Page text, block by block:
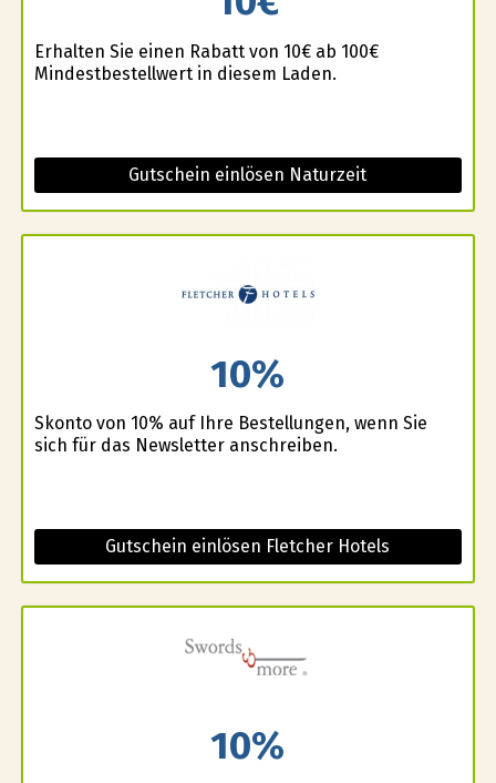
Erhalten Sie einen Rabatt von 10€ ab 100€
Mindestbestellwert in diesem Laden.
Gutschein einlösen Naturzeit
10%
Skonto von 10% auf Ihre Bestellungen, wenn Sie
sich für das Newsletter anschreiben.
Gutschein einlösen Fletcher Hotels
10%